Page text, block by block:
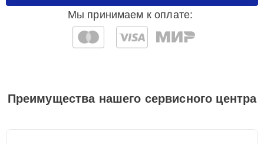
Мы принимаем к оплате:
Преимущества нашего сервисного центра